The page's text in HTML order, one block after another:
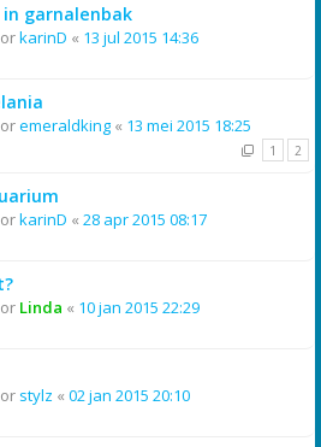
in garnalenbak
karinD « 13 jul 2015 14:36
emeraldking « 13 mei 2015 18:25
1 2
karinD « 28 apr 2015 08:17
Linda « 10 jan 2015 22:29
stylz « 02 jan 2015 20:10